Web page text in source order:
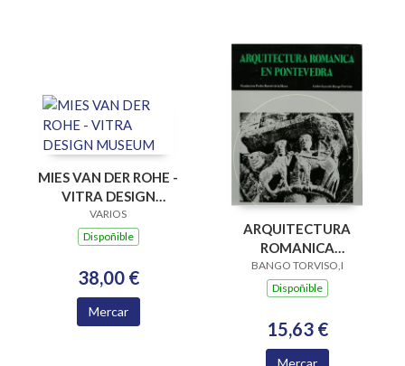
MIES VAN DER ROHE -
VITRA DESIGN
MUSEUM
VARIOS
Dispoñible
38,00 €
Mercar
ARQUITECTURA
ROMANICA
PONTEV.RUST
BANGO TORVISO,I
Dispoñible
15,63 €
Mercar